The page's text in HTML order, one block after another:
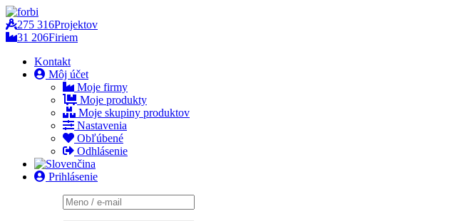
275 316Projektov
31 206Firiem
Kontakt
Môj účet
Moje firmy
Moje produkty
Moje skupiny produktov
Nastavenia
Obľúbené
Odhlásenie
Prihlásenie